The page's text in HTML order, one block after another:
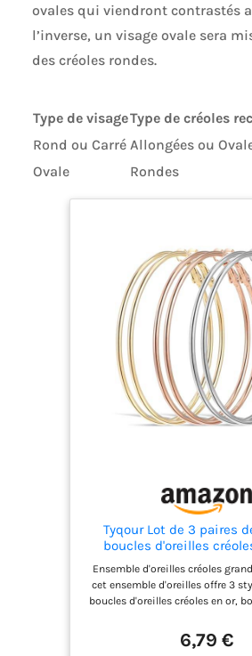
ovales qui viendront contrastés
l’inverse, un visage ovale sera
des créoles rondes.
Type de visageType de créoles
Rond ou Carré Allongées ou
Ovale
Rondes
Tyqour Lot de 3 paires
boucles d'oreilles
inoxydable - Longueur:
Argentées - Cercles
Pour filles et
Ensemble d'oreilles créoles
cet ensemble d'oreilles offre 3
boucles d'oreilles créoles en or,
Diamètre des boucles d'oreilles :
de styles classiques qui ne se
6,79 €